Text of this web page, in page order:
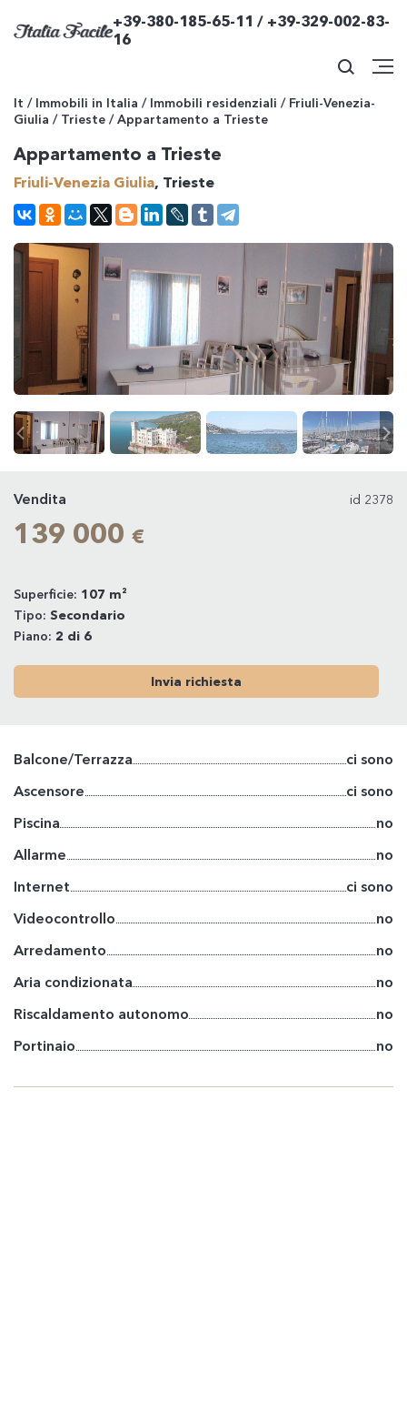
+39-380-185-65-11 / +39-329-002-83-
16
It / Immobili in Italia / Immobili residenziali / Friuli-Venezia-
Giulia / Trieste /Appartamento a Trieste
Appartamento a Trieste
Friuli-Venezia Giulia, Trieste
Vendita id 2378
139 000 €
Superficie: 107 m²
Tipo: Secondario
Piano: 2 di 6
Invia richiesta
Balcone/Terrazza
ci sono
Ascensore
ci sono
Piscina
no
Allarme
no
Internet
ci sono
Videocontrollo
no
Arredamento
no
Aria condizionata
no
Riscaldamento autonomo
no
Portinaio
no